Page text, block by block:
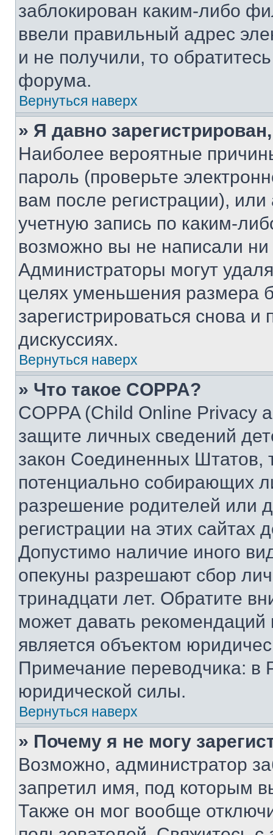
заблокирован каким-либо
ввели правильный адрес
и не получили, то
форума.
Вернуться наверх
» Я давно
Наиболее вероятные
пароль (проверьте
вам после регистрации),
учетную запись по каким-
возможно вы не написали
Администраторы могут
целях уменьшения размера
зарегистрироваться снова и
дискуссиях.
Вернуться наверх
» Что такое COPPA?
COPPA (Child Online Privacy
защите личных сведений
закон Соединенных Штатов,
потенциально собирающих
разрешение родителей или
регистрации на этих сайтах
Допустимо наличие иного
опекуны разрешают сбор
тринадцати лет. Обратите
может давать
является объектом
Примечание переводчика: в
юридической силы.
Вернуться наверх
» Почему я не могу
Возможно, администратор
запретил имя, под которым
Также он мог вообще